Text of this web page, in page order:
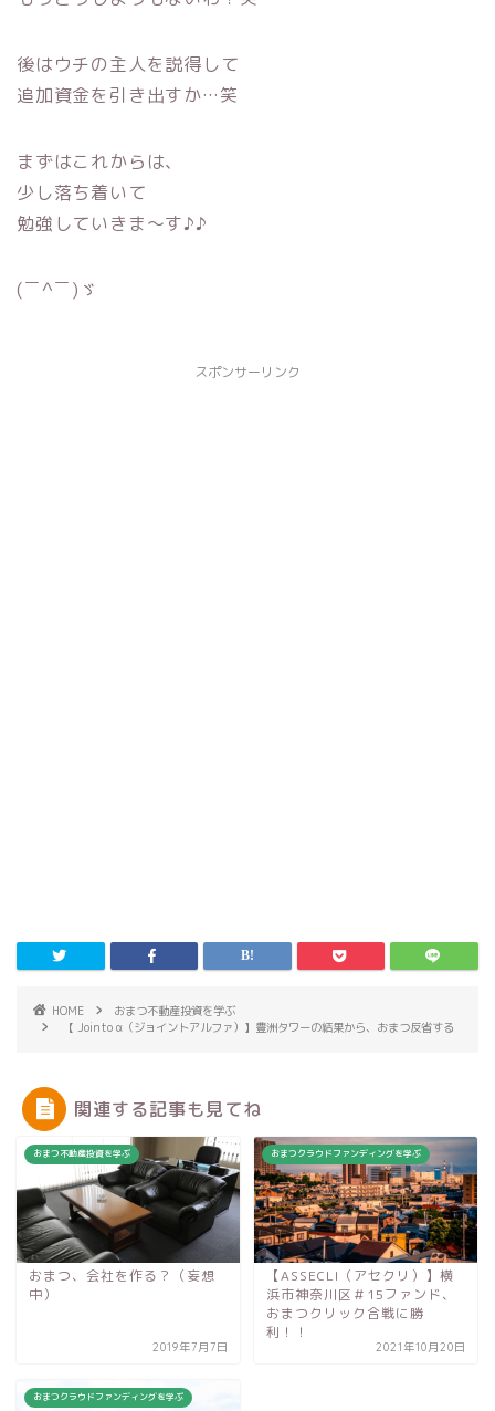
後はウチの主人を説得して
追加資金を引き出すか…笑
まずはこれからは、
少し落ち着いて
勉強していきま〜す♪♪
(￣^￣)ゞ
スポンサーリンク
HOME
おまつ不動産投資を学ぶ
【 Jointo α（ジョイントアルファ）】豊洲タワーの結果から、おまつ反省する
関連する記事も見てね
おまつ不動産投資を学ぶ
おまつ、会社を作る？（妄想
中）
2019年7月7日
おまつクラウドファンディングを学ぶ
【ASSECLI（アセクリ）】横
浜市神奈川区＃15ファンド、
おまつクリック合戦に勝
利！！
2021年10月20日
おまつクラウドファンディングを学ぶ